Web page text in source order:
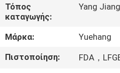
ΕΜΕΊΣ
ΓΎΡΟΣ
ΕΡΓΟΣΤΑΣΊΩΝ
Τόπος
καταγωγής:
Yang
Μάρκα:
Yuehang
Πιστοποίηση:
FDA，